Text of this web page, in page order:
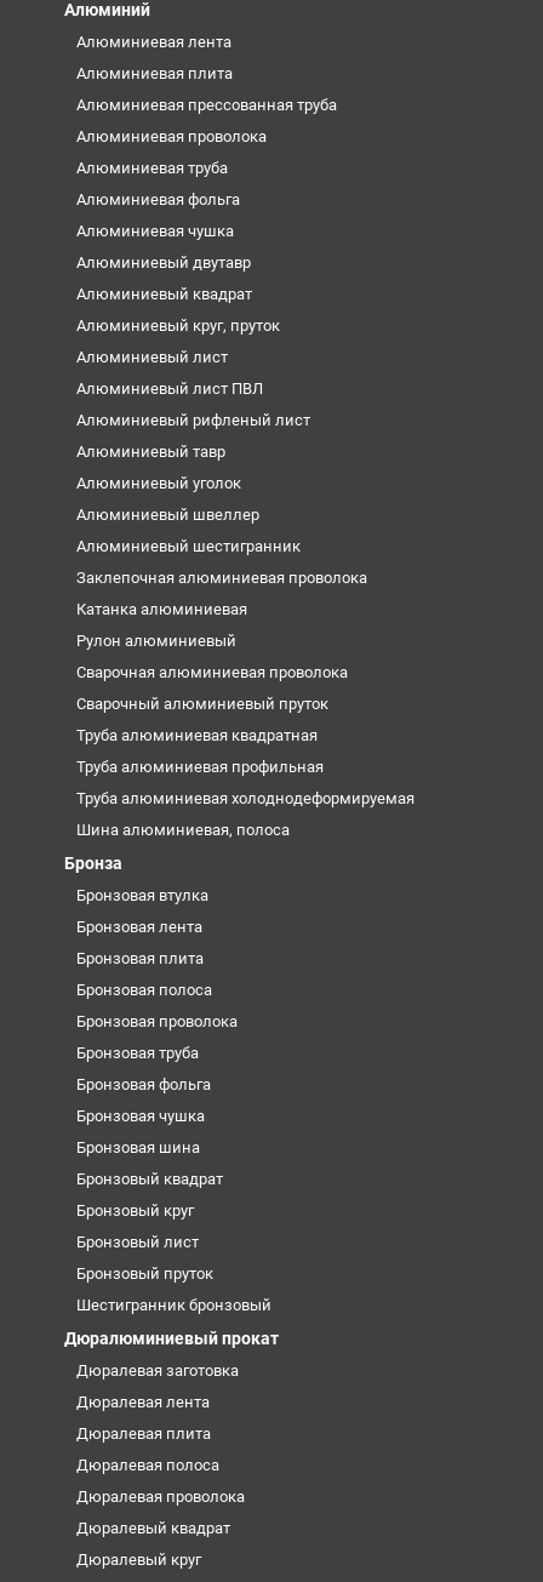
Алюминий
Алюминиевая лента
Алюминиевая плита
Алюминиевая прессованная труба
Алюминиевая проволока
Алюминиевая труба
Алюминиевая фольга
Алюминиевая чушка
Алюминиевый двутавр
Алюминиевый квадрат
Алюминиевый круг, пруток
Алюминиевый лист
Алюминиевый лист ПВЛ
Алюминиевый рифленый лист
Алюминиевый тавр
Алюминиевый уголок
Алюминиевый швеллер
Алюминиевый шестигранник
Заклепочная алюминиевая проволока
Катанка алюминиевая
Рулон алюминиевый
Сварочная алюминиевая проволока
Сварочный алюминиевый пруток
Труба алюминиевая квадратная
Труба алюминиевая профильная
Труба алюминиевая холоднодеформируемая
Шина алюминиевая, полоса
Бронза
Бронзовая втулка
Бронзовая лента
Бронзовая плита
Бронзовая полоса
Бронзовая проволока
Бронзовая труба
Бронзовая фольга
Бронзовая чушка
Бронзовая шина
Бронзовый квадрат
Бронзовый круг
Бронзовый лист
Бронзовый пруток
Шестигранник бронзовый
Дюралюминиевый прокат
Дюралевая заготовка
Дюралевая лента
Дюралевая плита
Дюралевая полоса
Дюралевая проволока
Дюралевый квадрат
Дюралевый круг